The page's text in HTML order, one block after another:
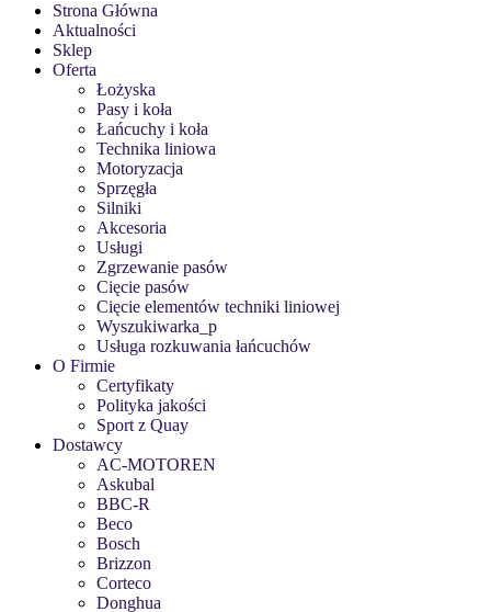
Strona Główna
Aktualności
Sklep
Oferta
Łożyska
Pasy i koła
Łańcuchy i koła
Technika liniowa
Motoryzacja
Sprzęgła
Silniki
Akcesoria
Usługi
Zgrzewanie pasów
Cięcie pasów
Cięcie elementów techniki liniowej
Wyszukiwarka_p
Usługa rozkuwania łańcuchów
O Firmie
Certyfikaty
Polityka jakości
Sport z Quay
Dostawcy
AC-MOTOREN
Askubal
BBC-R
Beco
Bosch
Brizzon
Corteco
Donghua